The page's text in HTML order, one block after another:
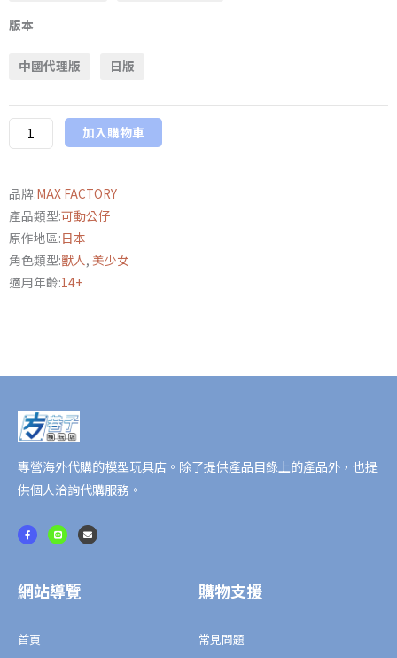
版本
中國代理版 日版
案》
白
子
(單
DX
套
裝/
一
般
數
量
加入購物車
品牌:MAX FACTORY
產品類型:可動公仔
原作地區:日本
角色類型:獸人, 美少女
適用年齡:14+
專營海外代購的模型玩具店。除了提供產品目錄上的產品外，也提
供個人洽詢代購服務。
F
a
c
k
-
L
i
n
E
n
v
網站導覽
首頁
購物支援
常見問題